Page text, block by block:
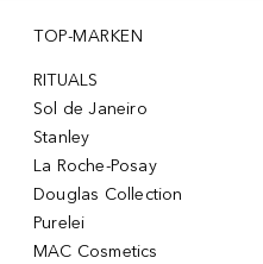
TOP-MARKEN
RITUALS
Sol de Janeiro
Stanley
La Roche-Posay
Douglas Collection
Purelei
MAC Cosmetics